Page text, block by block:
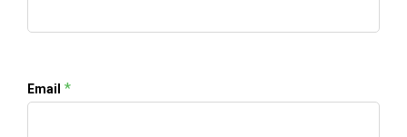
Email *